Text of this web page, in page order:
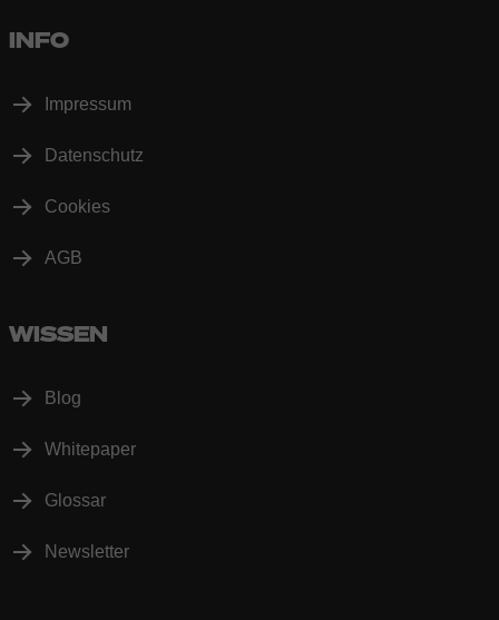
INFO
Impressum
Datenschutz
Cookies
AGB
WISSEN
Blog
Whitepaper
Glossar
Newsletter